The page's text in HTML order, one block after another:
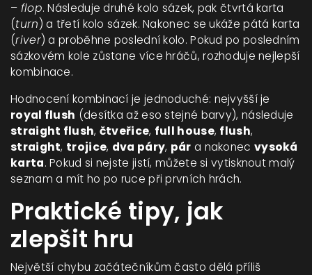
– flop. Následuje druhé kolo sázek, pak čtvrtá karta
(turn) a třetí kolo sázek. Nakonec se ukáže pátá karta
(river) a proběhne poslední kolo. Pokud po posledním
sázkovém kole zůstane více hráčů, rozhoduje nejlepší
kombinace.
Hodnocení kombinací je jednoduché: nejvyšší je
royal flush (desítka až eso stejné barvy), následuje
straight flush, čtveřice, full house, flush,
straight, trojice, dva páry, pár a nakonec vysoká
karta. Pokud si nejste jistí, můžete si vytisknout malý
seznam a mít ho po ruce při prvních hrách.
Praktické tipy, jak
zlepšit hru
Největší chybu začátečníkům často dělá příliš